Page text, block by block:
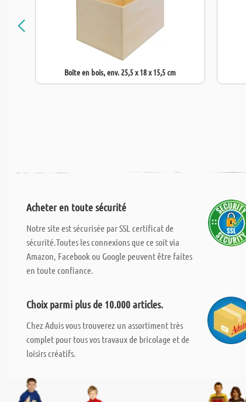
Boîte en bois, env. 25,5 x 18 x 15,5 cm
Acheter en toute sécurité
Notre site est sécurisée par SSL certificat de
sécurité.Toutes les connexions que ce soit via
Amazon, Facebook ou Google peuvent être faites
en toute confiance.
Choix parmi plus de 10.000 articles.
Chez Aduis vous trouverez un assortiment très
complet pour tous vos travaux de bricolage et de
loisirs créatifs.